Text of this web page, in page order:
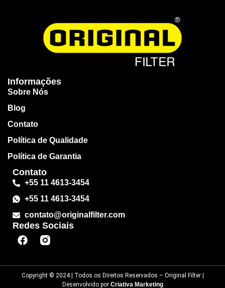
Informações
Sobre Nós
Blog
Contato
Política de Qualidade
Política de Garantia
Contato
+55 11 4613-3454
+55 11 4613-3454
contato@originalfilter.com
Redes Sociais
Copyright © 2024 | Todos os Direitos Reservados – Original Filter |
Desenvolvido por Criativa Marketing